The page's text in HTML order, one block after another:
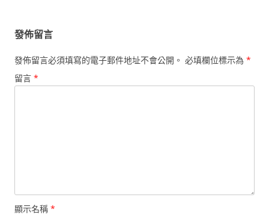
發佈留言
發佈留言必須填寫的電子郵件地址不會公開。 必填欄位標示為 *
留言 *
顯示名稱 *